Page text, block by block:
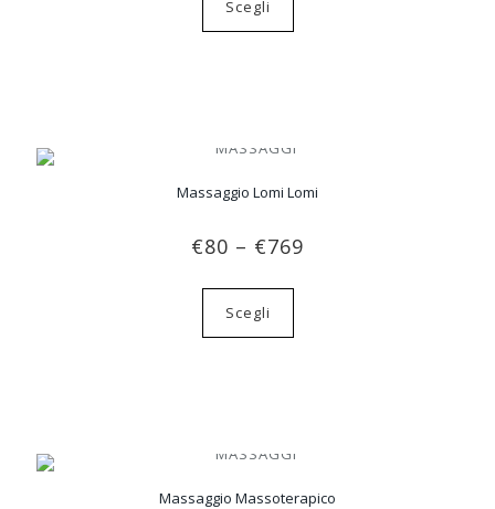
Scegli
Massaggio Lomi Lomi
€80 – €769
Scegli
Massaggio Massoterapico